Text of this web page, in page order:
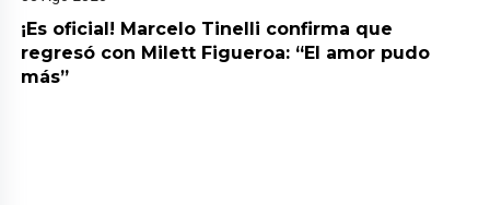
¡Es oficial! Marcelo Tinelli confirma que
regresó con Milett Figueroa: “El amor pudo
más”